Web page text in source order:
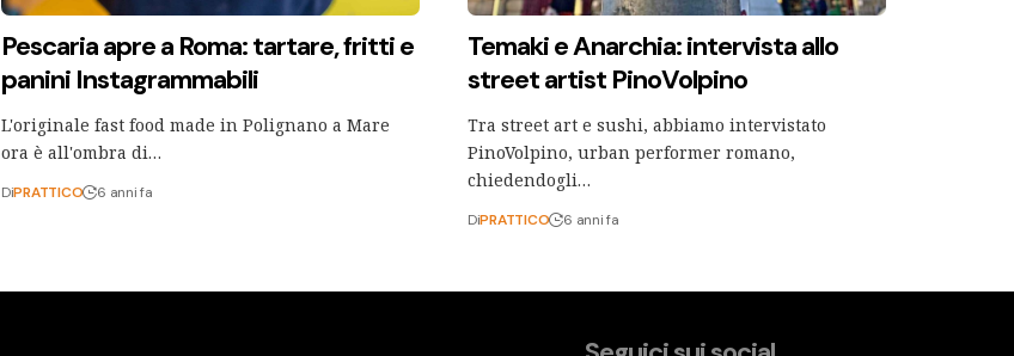
Pescaria apre a Roma: tartare, fritti e
panini Instagrammabili
L'originale fast food made in Polignano a Mare
ora è all'ombra di…
DiPRATTICO 6 anni fa
Temaki e Anarchia: intervista allo
street artist PinoVolpino
Tra street art e sushi, abbiamo intervistato
PinoVolpino, urban performer romano,
chiedendogli…
DiPRATTICO 6 anni fa